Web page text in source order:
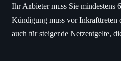
Ihr Anbieter muss Sie mindestens
Kündigung muss vor Inkrafttreten
auch für steigende Netzentgelte,